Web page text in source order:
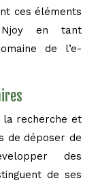
ces éléments
en tant
de l’e-
la recherche et
de déposer de
des
de ses